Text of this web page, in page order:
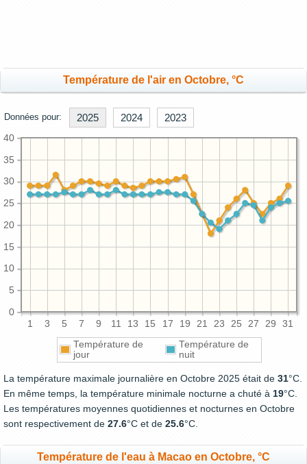
Température de l'air en Octobre, °C
Données pour: 2025 2024 2023
1 3 5 7 9 11 13 15 17 19 21 23 25 27 29 31
0
5
10
15
20
25
30
35
40
Température de
jour
Température de
nuit
La température maximale journalière en Octobre 2025 était de 31°C.
En même temps, la température minimale nocturne a chuté à 19°C.
Les températures moyennes quotidiennes et nocturnes en Octobre
sont respectivement de 27.6°C et de 25.6°C.
Température de l'eau à Macao en Octobre, °C